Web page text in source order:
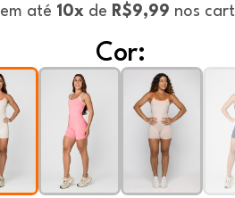
em até 10xde R$9,99 nos
Cor: